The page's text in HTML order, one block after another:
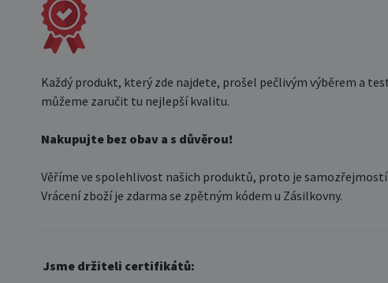
Každý produkt, který zde najdete, prošel pečlivým výběrem a
můžeme zaručit tu nejlepší kvalitu.
Nakupujte bez obav a s důvěrou!
Věříme ve spolehlivost našich produktů, proto je samozřejmostí
Vrácení zboží je zdarma se zpětným kódem u Zásilkovny.
Jsme držiteli certifikátů: